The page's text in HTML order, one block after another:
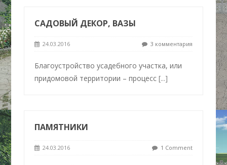
САДОВЫЙ ДЕКОР, ВАЗЫ
24.03.2016 3 комментария
Благоустройство усадебного участка, или
придомовой территории – процесс[...]
ПАМЯТНИКИ
24.03.2016 1 Comment